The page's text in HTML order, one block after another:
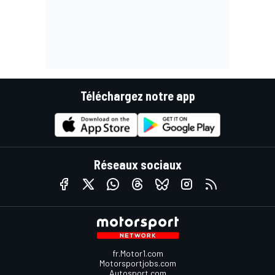
Téléchargez notre app
Réseaux sociaux
fr.Motor1.com
Motorsportjobs.com